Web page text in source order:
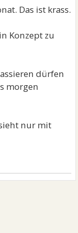
Das ist krass.
Konzept zu
dürfen
morgen
nur mit